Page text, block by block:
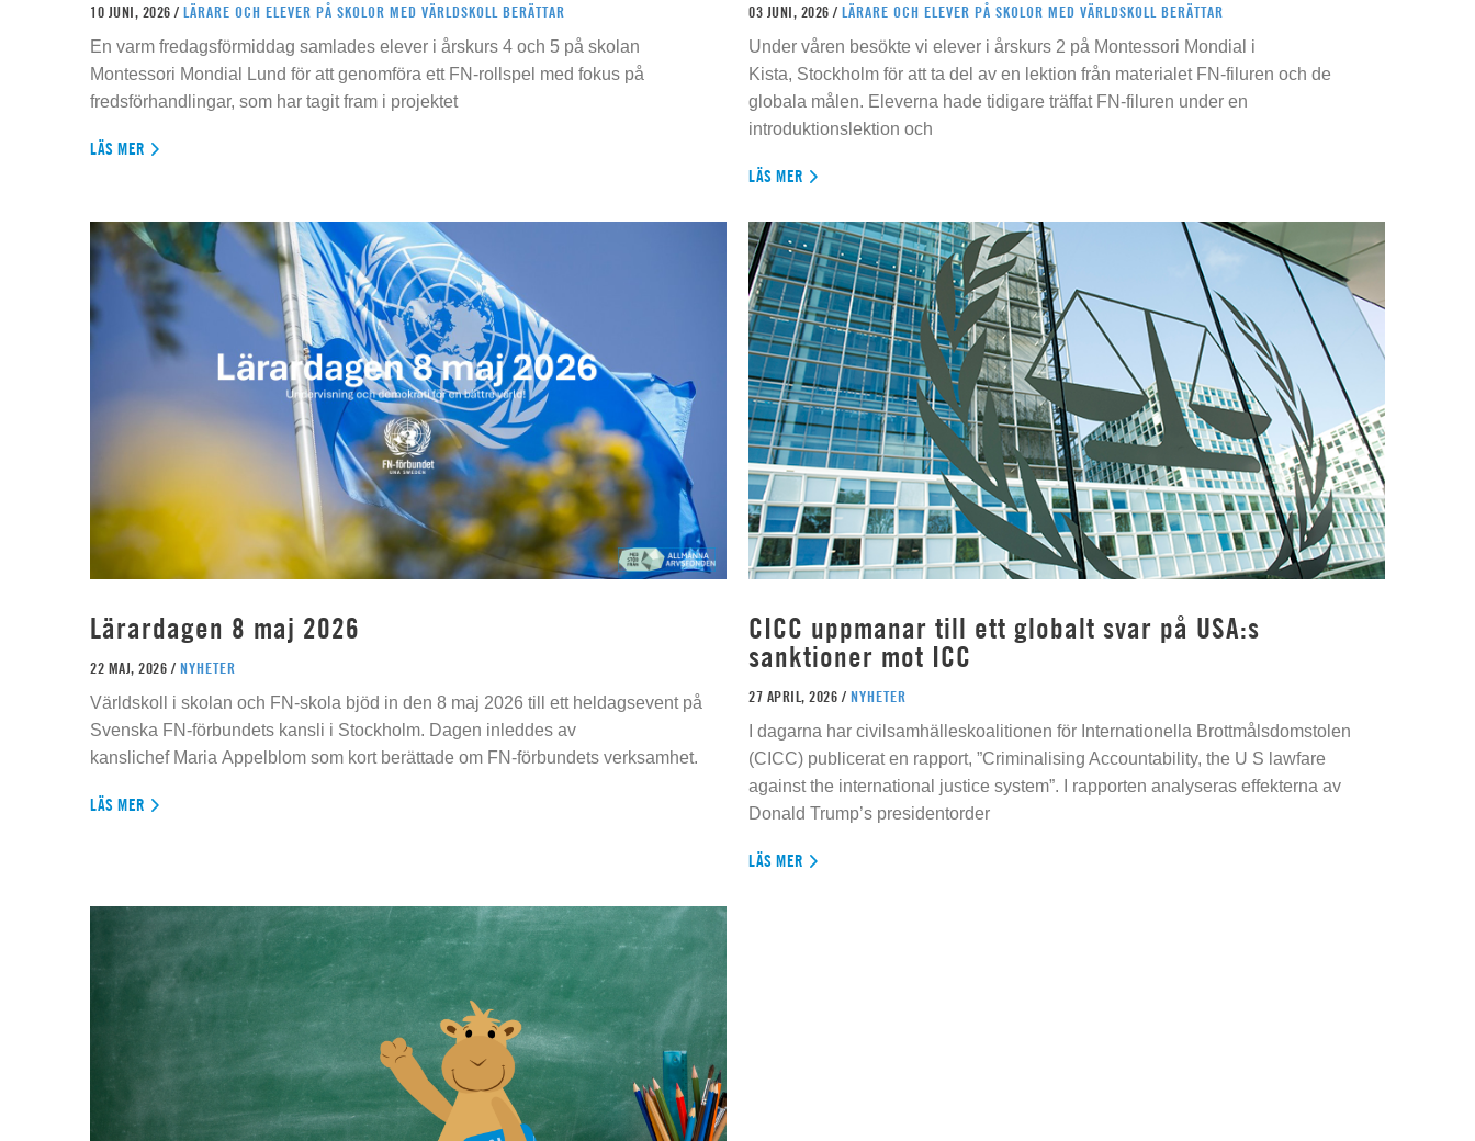
10 JUNI, 2026 / LÄRARE OCH ELEVER PÅ SKOLOR MED VÄRLDSKOLL BERÄTTAR
En varm fredagsförmiddag samlades elever i årskurs 4 och 5 på skolan
Montessori Mondial Lund för att genomföra ett FN-rollspel med fokus på
fredsförhandlingar, som har tagit fram i projektet
LÄS MER
03 JUNI, 2026 / LÄRARE OCH ELEVER PÅ SKOLOR MED VÄRLDSKOLL BERÄTTAR
Under våren besökte vi elever i årskurs 2 på Montessori Mondial i
Kista, Stockholm för att ta del av en lektion från materialet FN-filuren och de
globala målen. Eleverna hade tidigare träffat FN-filuren under en
introduktionslektion och
LÄS MER
Lärardagen 8 maj 2026
22 MAJ, 2026 / NYHETER
Världskoll i skolan och FN-skola bjöd in den 8 maj 2026 till ett heldagsevent på
Svenska FN-förbundets kansli i Stockholm. Dagen inleddes av
kanslichef Maria Appelblom som kort berättade om FN-förbundets verksamhet.
LÄS MER
CICC uppmanar till ett globalt svar på USA:s
sanktioner mot ICC
27 APRIL, 2026 / NYHETER
I dagarna har civilsamhälleskoalitionen för Internationella Brottmålsdomstolen
(CICC) publicerat en rapport, ”Criminalising Accountability, the U S lawfare
against the international justice system”. I rapporten analyseras effekterna av
Donald Trump’s presidentorder
LÄS MER